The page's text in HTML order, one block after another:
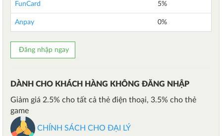
FunCard 5%
Anpay 0%
Đăng nhập ngay
DÀNH CHO KHÁCH HÀNG KHÔNG ĐĂNG NHẬP
Giảm giá 2.5% cho tất cả thẻ điện thoại, 3.5% cho thẻ
game
CHÍNH SÁCH CHO ĐẠI LÝ